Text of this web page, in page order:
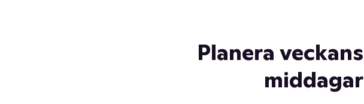
Planera veckans
middagar